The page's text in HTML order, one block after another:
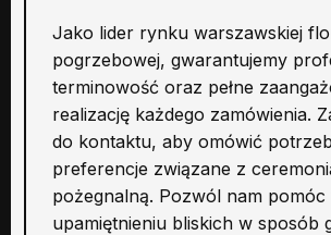
Jako lider rynku warszawskiej
pogrzebowej, gwarantujemy
terminowość oraz pełne
realizację każdego zamówienia.
do kontaktu, aby omówić
preferencje związane z
pożegnalną. Pozwól nam pomóc
upamiętnieniu bliskich w sposób